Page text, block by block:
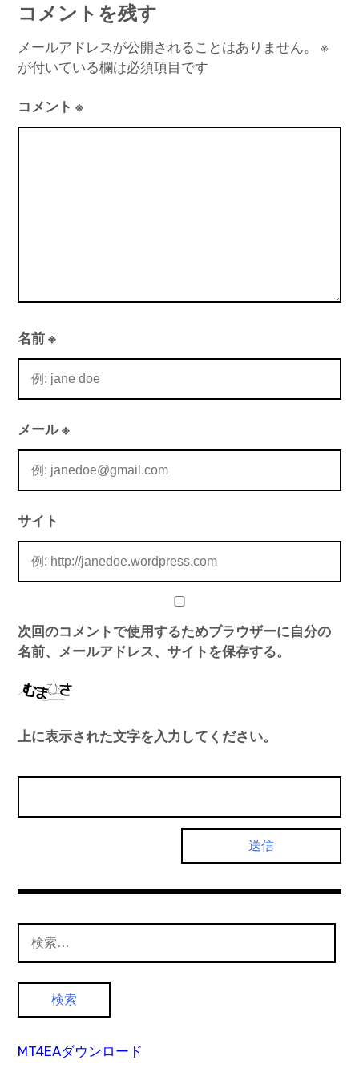
ビ
ゲ
ー
シ
ョ
コメントを残す
メールアドレスが公開されることはありません。
※
が付いている欄は必須項目です
コメント※
名前※
メール※
サイト
次回のコメントで使用するためブラウザーに自分の
名前、メールアドレス、サイトを保存する。
上に表示された文字を入力してください。
索:
MT4EAダウンロード